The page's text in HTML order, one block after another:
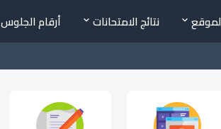
نتائج الامتحانات أرقام الجلوس